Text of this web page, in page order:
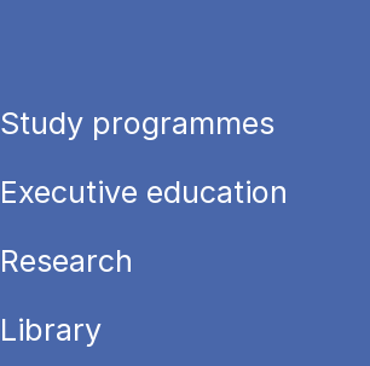
Study programmes
Executive education
Research
Library